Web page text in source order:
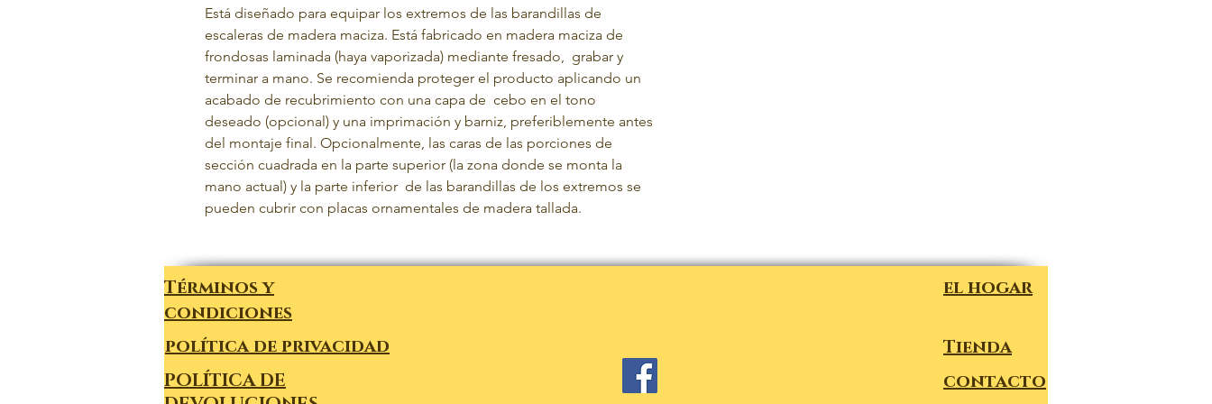
Está diseñado para equipar los extremos de las barandillas de
escaleras de madera maciza. Está fabricado en madera maciza de
frondosas laminada (haya vaporizada) mediante fresado, grabar y
terminar a mano. Se recomienda proteger el producto aplicando un
acabado de recubrimiento con una capa de cebo en el tono
deseado (opcional) y una imprimación y barniz, preferiblemente antes
del montaje final. Opcionalmente, las caras de las porciones de
sección cuadrada en la parte superior (la zona donde se monta la
mano actual) y la parte inferior de las barandillas de los extremos se
pueden cubrir con placas ornamentales de madera tallada.
Términos y
condiciones
política de privacidad
POLÍTICA DE
el hogar
Tienda
contacto